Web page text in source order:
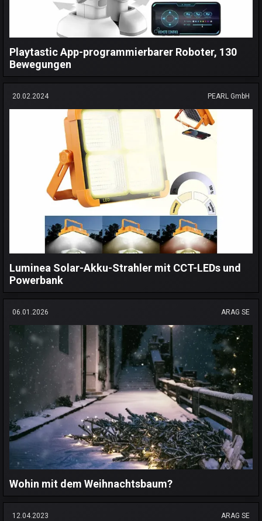
Playtastic App-programmierbarer Roboter, 130
Bewegungen
20.02.2024 PEARL GmbH
Luminea Solar-Akku-Strahler mit CCT-LEDs und
Powerbank
06.01.2026 ARAG SE
Wohin mit dem Weihnachtsbaum?
12.04.2023 ARAG SE